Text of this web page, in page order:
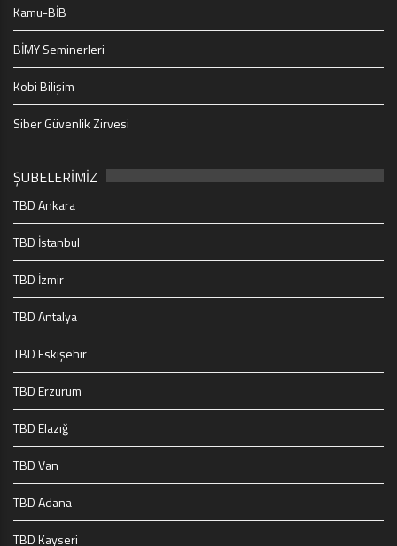
Kamu-BİB
BİMY Seminerleri
Kobi Bilişim
Siber Güvenlik Zirvesi
ŞUBELERİMİZ
TBD Ankara
TBD İstanbul
TBD İzmir
TBD Antalya
TBD Eskişehir
TBD Erzurum
TBD Elazığ
TBD Van
TBD Adana
TBD Kayseri